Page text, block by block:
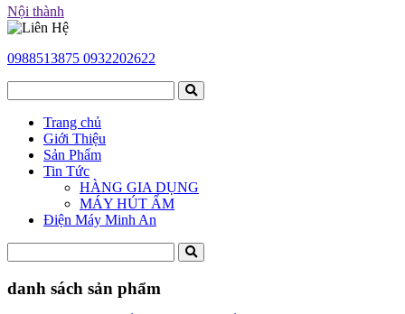
Nội thành
0988513875 0932202622
Trang chủ
Giới Thiệu
Sản Phẩm
Tin Tức
HÀNG GIA DỤNG
MÁY HÚT ẨM
Điện Máy Minh An
danh sách sản phẩm